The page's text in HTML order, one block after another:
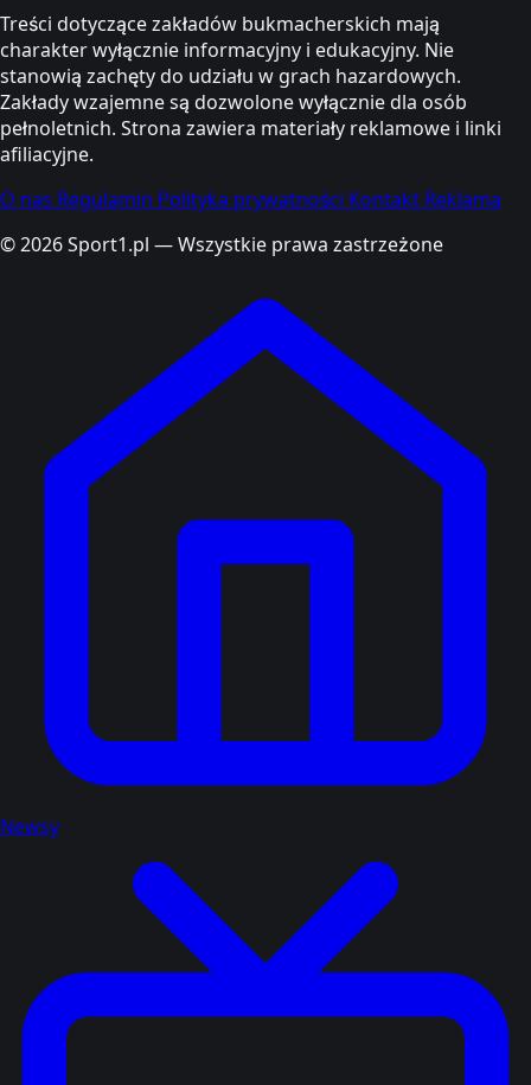
Treści dotyczące zakładów bukmacherskich mają
charakter wyłącznie informacyjny i edukacyjny. Nie
stanowią zachęty do udziału w grach hazardowych.
Zakłady wzajemne są dozwolone wyłącznie dla osób
pełnoletnich. Strona zawiera materiały reklamowe i linki
afiliacyjne.
O nas Regulamin Polityka prywatności Kontakt Reklama
© 2026 Sport1.pl — Wszystkie prawa zastrzeżone
Newsy